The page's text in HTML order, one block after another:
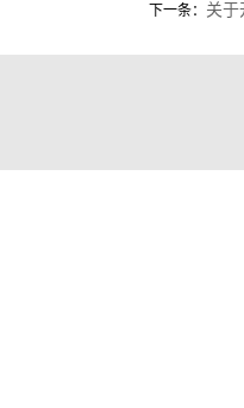
下一条： 关于